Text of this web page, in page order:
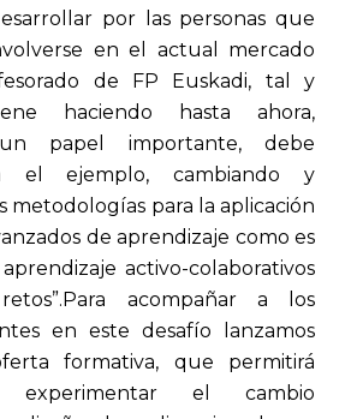
por las personas que
en el actual mercado
de FP Euskadi, tal y
haciendo hasta ahora,
papel importante, debe
el ejemplo, cambiando y
metodologías para la aplicación
de aprendizaje como es
activo-colaborativos
acompañar a los
en este desafío lanzamos
formativa, que permitirá
experimentar el cambio